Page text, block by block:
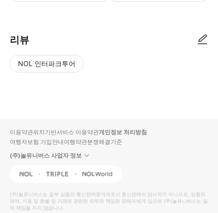
리뷰
NOL 인터파크투어
입니
다.
높
은
동
영
순
상
이용약관위치기반서비스 이용약관개인정보 처리방침
여행자보험 가입안내여행약관분쟁해결기준
(주)놀유니버스 사업자 정보
NOL Triple Interpark Global
(주)놀유니버스는 일부 상품의 통신판매중개자로서 통신판매의 당사자가 아니므로, 상품의
예약, 이용 및 환불 등 거래와 관련된 의무와 책임은 판매자에게 있으며 (주)놀유니버스는 일
체 책임을 지지 않습니다.